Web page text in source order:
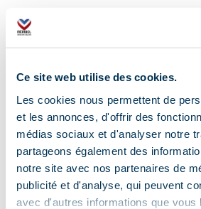
Ce site web utilise des cookies.
Les cookies nous permettent de
et les annonces, d'offrir des
médias sociaux et d'analyser notre
partageons également des
notre site avec nos partenaires de
publicité et d'analyse, qui peuvent
avec d'autres informations que vous
Adresse :
Chaudanne et Mottaret, 73550